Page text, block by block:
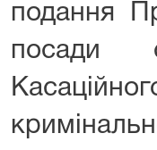
подання
посади